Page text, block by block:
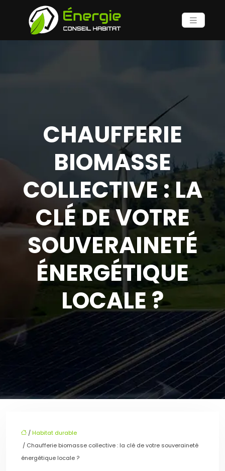
CHAUFFERIE
BIOMASSE
COLLECTIVE : LA
CLÉ DE VOTRE
SOUVERAINETÉ
ÉNERGÉTIQUE
LOCALE ?
/Habitat durable
/ Chaufferie biomasse collective : la clé de votre souveraineté
énergétique locale ?